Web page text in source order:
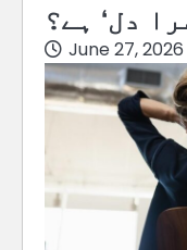
دل‘ ہے؟
June 27, 2026